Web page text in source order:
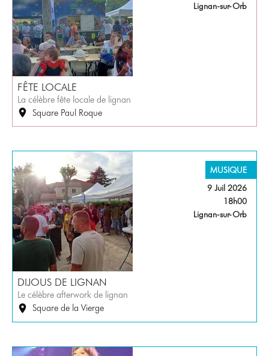
Lignan-sur-Orb
FÊTE LOCALE
La célèbre fête locale de lignan
Square Paul Roque
MUSIQUE
9 Juil 2026
18h00
Lignan-sur-Orb
DIJOUS DE LIGNAN
Le célèbre afterwork de lignan
Square de la Vierge